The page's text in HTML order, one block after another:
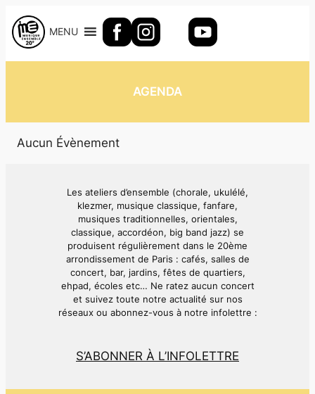
Aller
au
contenu
MENU
AGENDA
Aucun Évènement
Les ateliers d’ensemble (chorale, ukulélé,
klezmer, musique classique, fanfare,
musiques traditionnelles, orientales,
classique, accordéon, big band jazz) se
produisent régulièrement dans le 20ème
arrondissement de Paris : cafés, salles de
concert, bar, jardins, fêtes de quartiers,
ehpad, écoles etc… Ne ratez aucun concert
et suivez toute notre actualité sur nos
réseaux ou abonnez-vous à notre infolettre :
S’ABONNER À L’INFOLETTRE